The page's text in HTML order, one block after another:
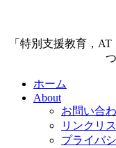
「特別支援教育，
ホーム
About
お問い合
リンクリ
プライバ